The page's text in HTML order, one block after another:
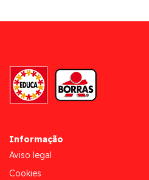
Informação
Aviso legal
Cookies